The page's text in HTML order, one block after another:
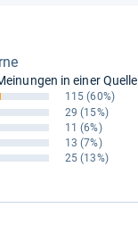
in einer Quelle
115 (60%)
29 (15%)
11 (6%)
13 (7%)
25 (13%)